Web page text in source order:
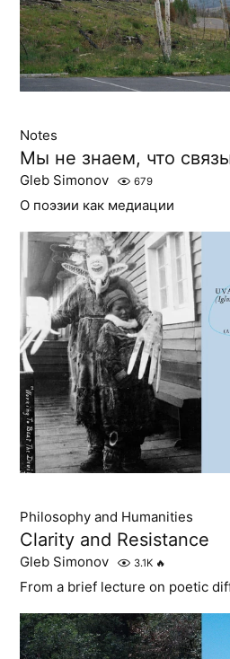
Notes
Мы не знаем, что
Gleb Simonov 679
О поэзии как медиации
Philosophy and Humanities
Clarity and Resistance
Gleb Simonov 3.1K 🔥
From a brief lecture on poetic